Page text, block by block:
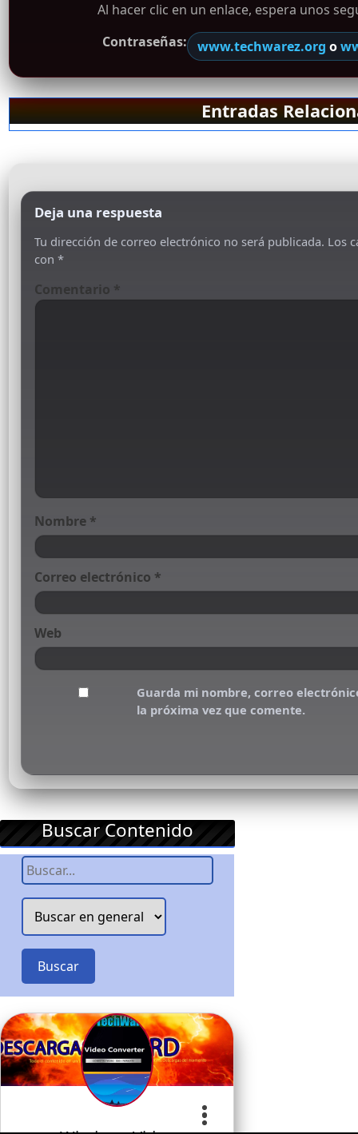
Al hacer clic en un enlace, espera unos
Contraseñas:
www.techwarez.org o
Entradas
Deja una respuesta
Tu dirección de correo electrónico no será publicada. Los
con *
Comentario *
Nombre *
Correo electrónico *
Web
Guarda mi nombre, correo
la próxima vez que comente.
Buscar Contenido
Buscar